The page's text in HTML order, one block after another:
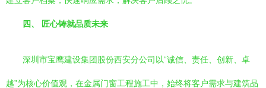
四、 匠心铸就品质未来
深圳市宝鹰建设集团股份西安分公司以“诚信、责任、创新、卓
越”为核心价值观，在金属门窗工程施工中，始终将客户需求与建筑品